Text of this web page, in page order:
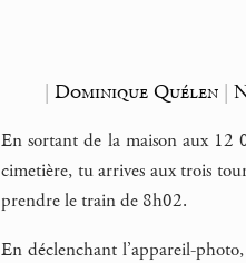
|Dominique Quélen |
En sortant de la maison aux 12
cimetière, tu arrives aux trois
prendre le train de 8h02.
En déclenchant l’appareil-